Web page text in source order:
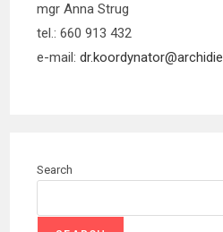
mgr Anna Strug
tel.: 660 913 432
e-mail:
Search